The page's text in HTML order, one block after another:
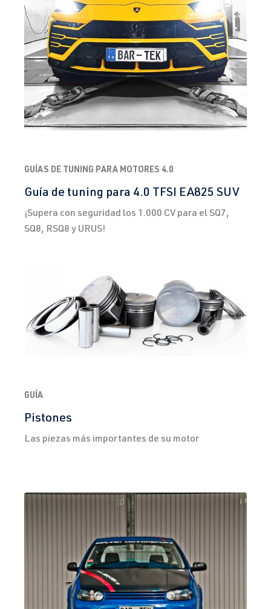
GUÍAS DE TUNING PARA MOTORES 4.0
Guía de tuning para 4.0 TFSI EA825 SUV
¡Supera con seguridad los 1.000 CV para el SQ7,
SQ8, RSQ8 y URUS!
GUÍA
Pistones
Las piezas más importantes de su motor